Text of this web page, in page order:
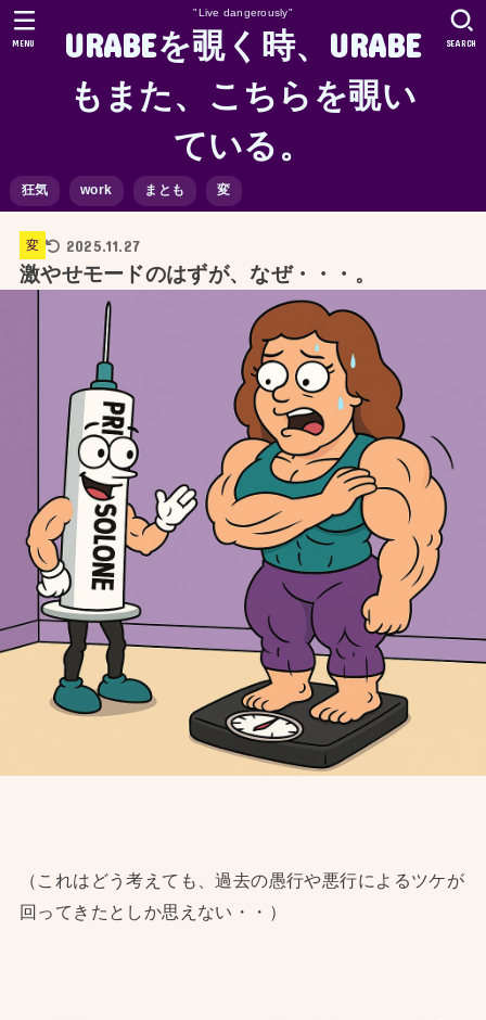
"Live dangerously"
URABEを覗く時、URABE
もまた、こちらを覗い
ている。
狂気 work まとも 変
SEARCH
MENU
変 2025.11.27
激やせモードのはずが、なぜ・・・。
（これはどう考えても、過去の愚行や悪行によるツケが
回ってきたとしか思えない・・）